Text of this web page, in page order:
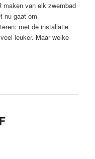
maken van elk zwembad
nu gaat om
met de installatie
leuker. Maar welke